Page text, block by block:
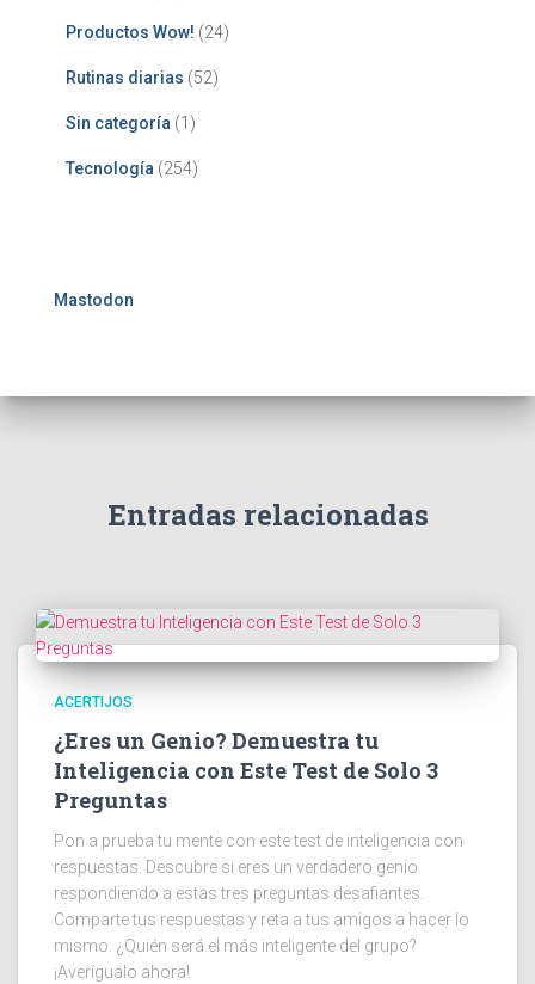
Productos Wow! (24)
Rutinas diarias (52)
Sin categoría (1)
Tecnología (254)
Mastodon
Entradas relacionadas
ACERTIJOS
¿Eres un Genio? Demuestra tu
Inteligencia con Este Test de Solo 3
Preguntas
Pon a prueba tu mente con este test de inteligencia con
respuestas. Descubre si eres un verdadero genio
respondiendo a estas tres preguntas desafiantes.
Comparte tus respuestas y reta a tus amigos a hacer lo
mismo. ¿Quién será el más inteligente del grupo?
¡Averígualo ahora!